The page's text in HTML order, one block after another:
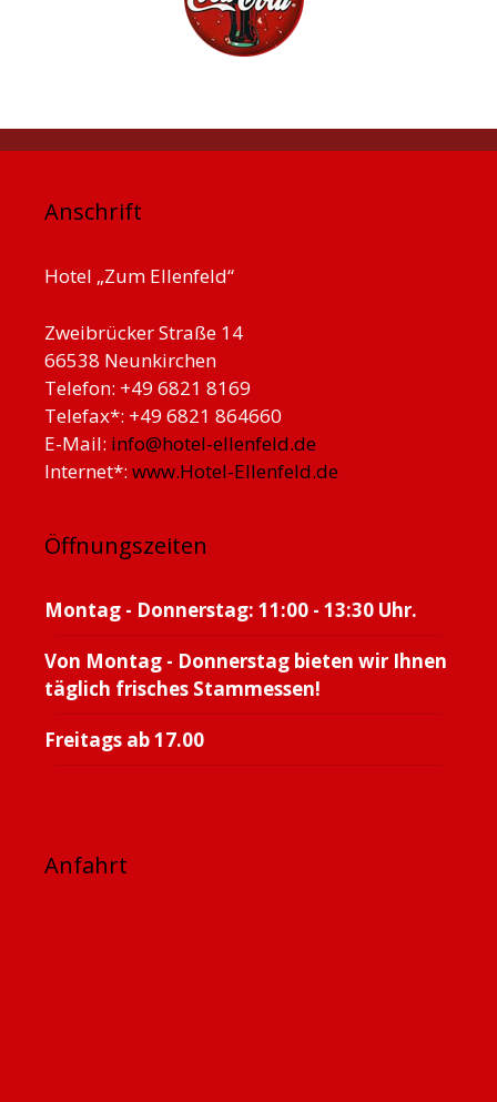
Anschrift
Hotel „Zum Ellenfeld“
Zweibrücker Straße 14
66538 Neunkirchen
Telefon: +49 6821 8169
Telefax*: +49 6821 864660
E-Mail: info@hotel-ellenfeld.de
Internet*: www.Hotel-Ellenfeld.de
Öffnungszeiten
Montag - Donnerstag: 11:00 - 13:30 Uhr.
Von Montag - Donnerstag bieten wir Ihnen
täglich frisches Stammessen!
Freitags ab 17.00
Anfahrt